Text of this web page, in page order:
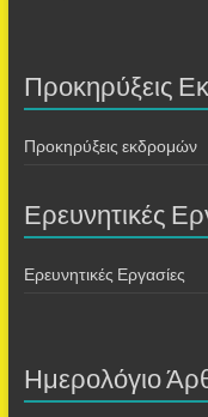
Προκηρύξεις
Προκηρύξεις εκδρομών
Ερευνητικές
Ερευνητικές Εργασίες
Ημερολόγιο